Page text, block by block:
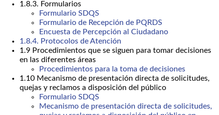
1.8.3. Formularios
Formulario SDQS
Formulario de Recepción de PQRDS
Encuesta de Percepción al Ciudadano
1.8.4. Protocolos de Atención
1.9 Procedimientos que se siguen para tomar decisiones
en las diferentes áreas
Procedimientos para la toma de decisiones
1.10 Mecanismo de presentación directa de solicitudes,
quejas y reclamos a disposición del público
Formulario SDQS
Mecanismo de presentación directa de solicitudes,